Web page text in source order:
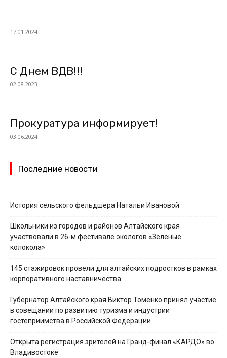
17.01.2024
С Днем ВДВ!!!
02.08.2023
Прокуратура информирует!
03.06.2024
Последние новости
История сельского фельдшера Натальи Ивановой
Школьники из городов и районов Алтайского края
участвовали в 26-м фестивале экологов «Зеленые
колокола»
145 стажировок провели для алтайских подростков в рамках
корпоративного наставничества
Губернатор Алтайского края Виктор Томенко принял участие
в совещании по развитию туризма и индустрии
гостеприимства в Российской Федерации
Открыта регистрация зрителей на Гранд-финал «КАРДО» во
Владивостоке